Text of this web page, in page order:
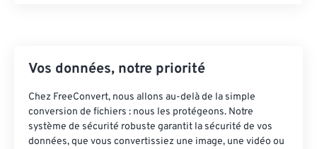
Vos données, notre priorité
Chez FreeConvert, nous allons au-delà de la simple
conversion de fichiers : nous les protégeons. Notre
système de sécurité robuste garantit la sécurité de vos
données, que vous convertissiez une image, une vidéo ou